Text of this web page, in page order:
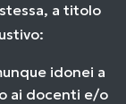
a titolo
idonei a
ai docenti e/o